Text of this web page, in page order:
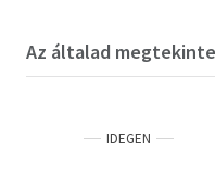
Az általad
IDEGEN